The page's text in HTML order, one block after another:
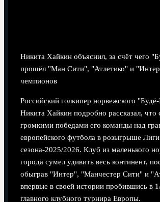
Никита Хайкин объяснил, за счёт чего
прошёл "Ман Сити", "Атлетико" и
чемпионов
Российский голкипер норвежского
Никита Хайкин подробно рассказал, что
громкими победами его команды над
европейского футбола в розыгрыше
сезона-2025/2026. Клуб из маленького
города сумел удивить весь континент,
обыграв "Интер", "Манчестер Сити" и
впервые в своей истории пробившись в
главного клубного турнира Европы.